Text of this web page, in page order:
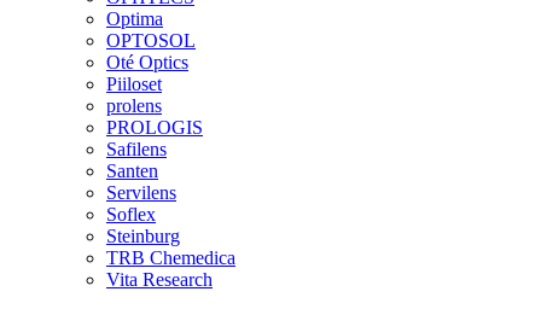
Optima
OPTOSOL
Oté Optics
Piiloset
prolens
PROLOGIS
Safilens
Santen
Servilens
Soflex
Steinburg
TRB Chemedica
Vita Research